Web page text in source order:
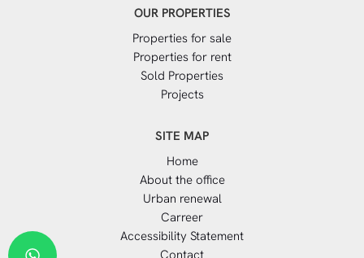
SITE MAP
Home
About the office
Urban renewal
Carreer
Accessibility Statement
OUR PROPERTIES
Properties for sale
Properties for rent
Sold Properties
Projects